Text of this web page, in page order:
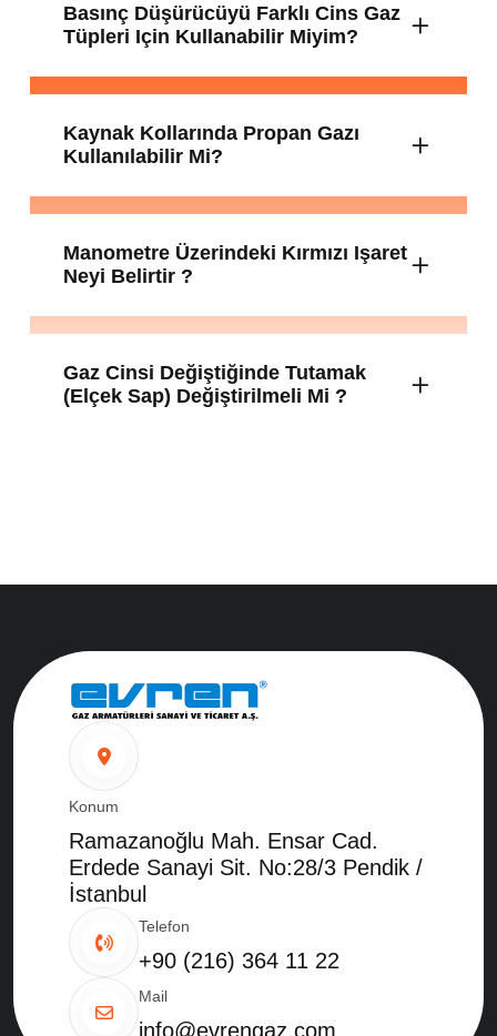
Basınç Düşürücüyü Farklı Cins Gaz
Tüpleri Için Kullanabilir Miyim?
Kaynak Kollarında Propan Gazı
Kullanılabilir Mi?
Manometre Üzerindeki Kırmızı Işaret
Neyi Belirtir ?
Gaz Cinsi Değiştiğinde Tutamak
(elçek Sap) Değiştirilmeli Mi ?
Konum
Ramazanoğlu Mah. Ensar Cad.
Erdede Sanayi Sit. No:28/3 Pendik /
İstanbul
Telefon
+90 (216) 364 11 22
Mail
info@evrengaz.com